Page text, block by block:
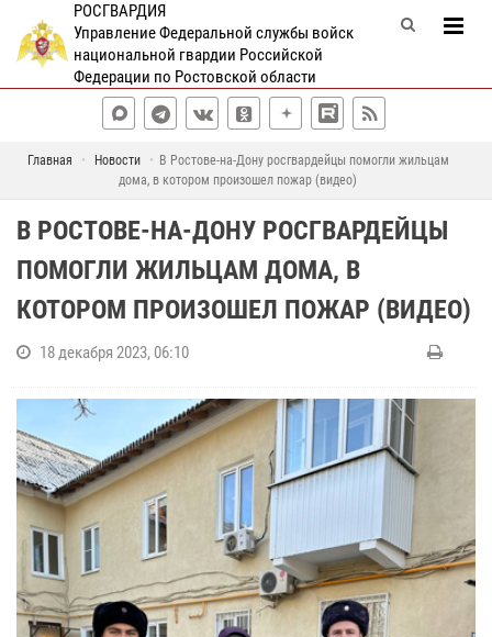
РОСГВАРДИЯ
Управление Федеральной службы войск
национальной гвардии Российской
Федерации по Ростовской области
Главная Новости
В Ростове-на-Дону росгвардейцы помогли жильцам
дома, в котором произошел пожар (видео)
В РОСТОВЕ-НА-ДОНУ РОСГВАРДЕЙЦЫ
ПОМОГЛИ ЖИЛЬЦАМ ДОМА, В
КОТОРОМ ПРОИЗОШЕЛ ПОЖАР (ВИДЕО)
18 декабря 2023, 06:10